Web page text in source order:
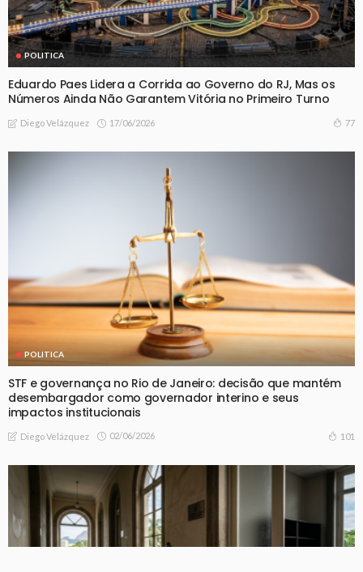
POLITICA
Eduardo Paes Lidera a Corrida ao Governo do RJ, Mas os
Números Ainda Não Garantem Vitória no Primeiro Turno
Diego Velázquez 17/06/2026 77
POLITICA
STF e governança no Rio de Janeiro: decisão que mantém
desembargador como governador interino e seus
impactos institucionais
Diego Velázquez 02/06/2026 101